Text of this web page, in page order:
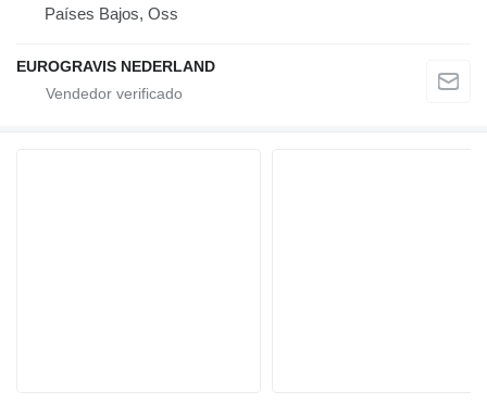
Países Bajos, Oss
EUROGRAVIS NEDERLAND